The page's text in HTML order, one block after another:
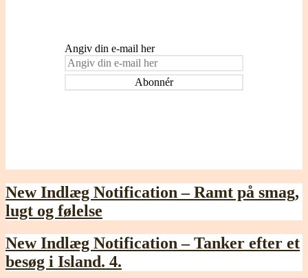
Angiv din e-mail her
New Indlæg Notification – Ramt på smag,
lugt og følelse
New Indlæg Notification – Tanker efter et
besøg i Island. 4.